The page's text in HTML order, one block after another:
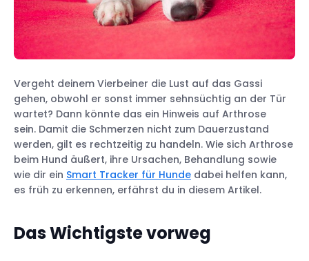
Vergeht deinem Vierbeiner die Lust auf das Gassi
gehen, obwohl er sonst immer sehnsüchtig an der Tür
wartet? Dann könnte das ein Hinweis auf Arthrose
sein. Damit die Schmerzen nicht zum Dauerzustand
werden, gilt es rechtzeitig zu handeln. Wie sich Arthrose
beim Hund äußert, ihre Ursachen, Behandlung sowie
wie dir ein Smart Tracker für Hunde dabei helfen kann,
es früh zu erkennen, erfährst du in diesem Artikel.
Das Wichtigste vorweg